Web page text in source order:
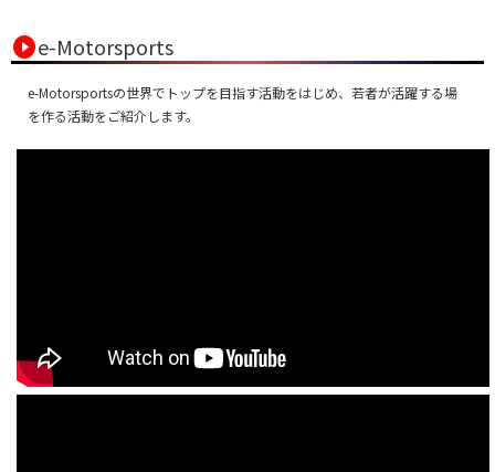
play_circlee-Motorsports
e-Motorsportsの世界でトップを目指す活動をはじめ、若者が活躍する場
を作る活動をご紹介します。